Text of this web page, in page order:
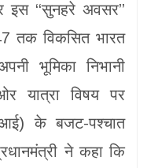
‘‘सुनहरे अवसर’’
तक विकसित भारत
भूमिका निभानी
यात्रा विषय पर
के बजट-पश्चात
ने कहा कि